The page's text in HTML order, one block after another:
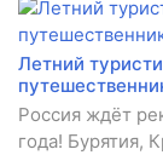
Летний
Россия ждёт
года! Бурятия,